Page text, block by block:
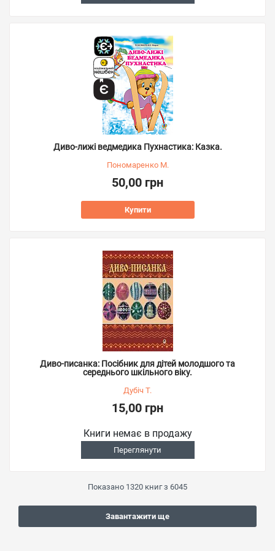
Диво-лижі ведмедика Пухнастика: Казка.
Пономаренко М.
50,00 грн
Купити
Диво-писанка: Посібник для дітей молодшого та
середнього шкільного віку.
Дубіч Т.
15,00 грн
Книги немає в продажу
Переглянути
Показано 1320 книг з 6045
Завантажити ще